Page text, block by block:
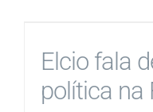
Elcio fala
política na